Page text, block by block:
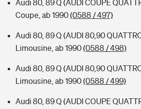
Audi 80, 89 Q (AUDI COUPE
Coupe, ab 1990(0588 / 497)
Audi 80, 89 Q (AUDI 80,90
Limousine, ab 1990(0588 / 498)
Audi 80, 89 Q (AUDI 80,90
Limousine, ab 1990(0588 / 499)
Audi 80, 89 Q (AUDI COUPE